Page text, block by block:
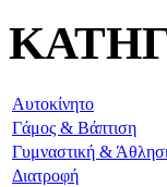
Aυτοκίνητο
Γάμος & Βάπτιση
Γυμναστική &
Διατροφή